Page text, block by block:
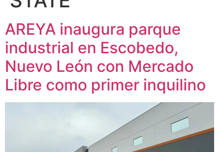
AREYA inaugura parque
industrial en Escobedo,
Nuevo León con Mercado
Libre como primer inquilino